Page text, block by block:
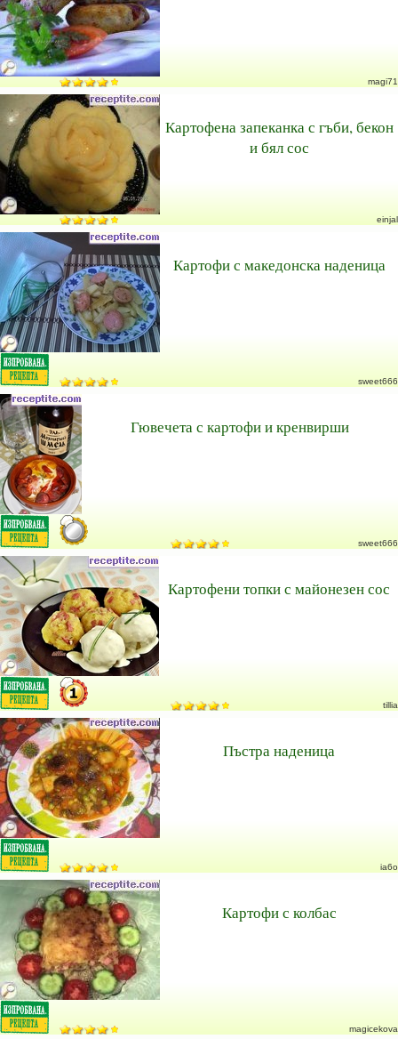
magi71
Картофена запеканка с гъби, бекон
и бял сос
einjal
Картофи с македонска наденица
sweet666
Гювечета с картофи и кренвирши
sweet666
Картофени топки с майонезен сос
tillia
Пъстра наденица
ia6o
Картофи с колбас
magicekova